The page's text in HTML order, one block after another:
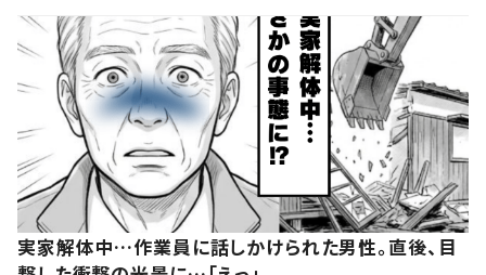
実家解体中…作業員に話しかけられた男性。直後、目